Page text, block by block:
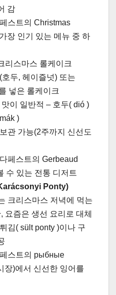
감
스트의 Christmas
장 인기 있는 메뉴 중 하
리스마스 롤케이크
호두, 헤이즐넛) 또는
넣은 롤케이크
맛이 일반적 – 호두( dió )
)
관 가능(2주까지 신선도
페스트의 Gerbeaud
수 있는 전통 디저트
Ponty)
크리스마스 저녁에 먹는
요즘은 생선 요리로 대체
김( sült ponty )이나 구
스트의 рыбные
장)에서 신선한 잉어를